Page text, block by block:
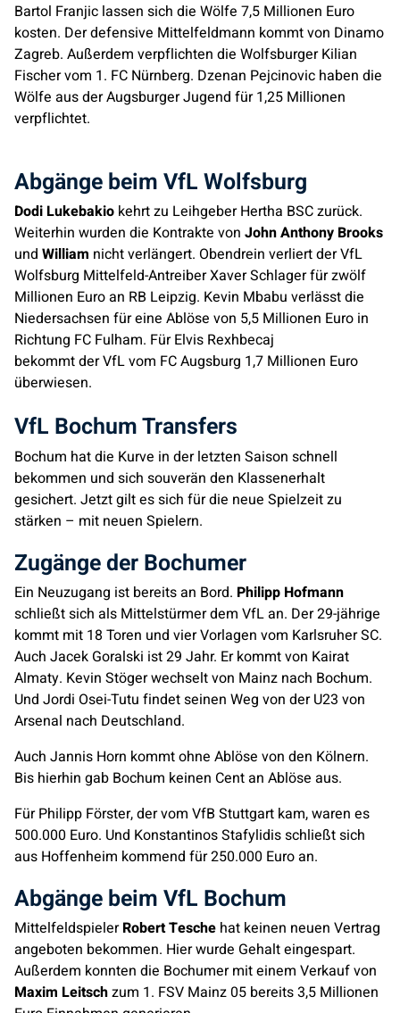
Bartol Franjic lassen sich die Wölfe 7,5 Millionen Euro
kosten. Der defensive Mittelfeldmann kommt von Dinamo
Zagreb. Außerdem verpflichten die Wolfsburger Kilian
Fischer vom 1. FC Nürnberg. Dzenan Pejcinovic haben die
Wölfe aus der Augsburger Jugend für 1,25 Millionen
verpflichtet.
Abgänge beim VfL Wolfsburg
Dodi Lukebakio kehrt zu Leihgeber Hertha BSC zurück.
Weiterhin wurden die Kontrakte von John Anthony Brooks
und William nicht verlängert. Obendrein verliert der VfL
Wolfsburg Mittelfeld-Antreiber Xaver Schlager für zwölf
Millionen Euro an RB Leipzig. Kevin Mbabu verlässt die
Niedersachsen für eine Ablöse von 5,5 Millionen Euro in
Richtung FC Fulham. Für Elvis Rexhbecaj
bekommt der VfL vom FC Augsburg 1,7 Millionen Euro
überwiesen.
VfL Bochum Transfers
Bochum hat die Kurve in der letzten Saison schnell
bekommen und sich souverän den Klassenerhalt
gesichert. Jetzt gilt es sich für die neue Spielzeit zu
stärken – mit neuen Spielern.
Zugänge der Bochumer
Ein Neuzugang ist bereits an Bord. Philipp Hofmann
schließt sich als Mittelstürmer dem VfL an. Der 29-jährige
kommt mit 18 Toren und vier Vorlagen vom Karlsruher SC.
Auch Jacek Goralski ist 29 Jahr. Er kommt von Kairat
Almaty. Kevin Stöger wechselt von Mainz nach Bochum.
Und Jordi Osei-Tutu findet seinen Weg von der U23 von
Arsenal nach Deutschland.
Auch Jannis Horn kommt ohne Ablöse von den Kölnern.
Bis hierhin gab Bochum keinen Cent an Ablöse aus.
Für Philipp Förster, der vom VfB Stuttgart kam, waren es
500.000 Euro. Und Konstantinos Stafylidis schließt sich
aus Hoffenheim kommend für 250.000 Euro an.
Abgänge beim VfL Bochum
MittelfeldspielerRobert Tesche hat keinen neuen Vertrag
angeboten bekommen. Hier wurde Gehalt eingespart.
Außerdem konnten die Bochumer mit einem Verkauf von
Maxim Leitschzum 1. FSV Mainz 05 bereits 3,5 Millionen